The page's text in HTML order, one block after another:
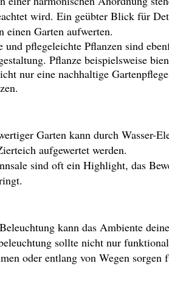
wird. Ein geübter Blick für
Garten aufwerten.
pflegeleichte Pflanzen sind
Pflanze beispielsweise
nur eine nachhaltige
Garten kann durch Wasser-
aufgewertet werden.
sind oft ein Highlight, das
kann das Ambiente
sollte nicht nur
oder entlang von Wegen sorgen